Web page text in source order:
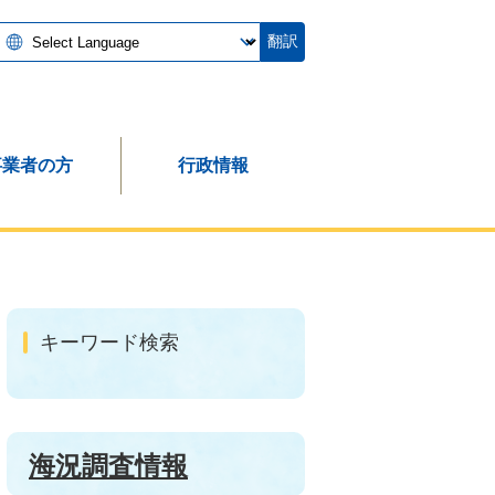
翻訳
者の方 行政情報
キーワード検索
海況調査情報